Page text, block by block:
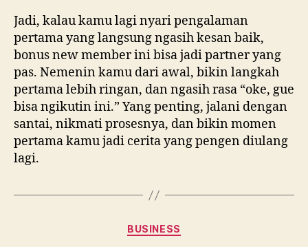
Jadi, kalau kamu lagi nyari pengalaman
pertama yang langsung ngasih kesan baik,
bonus new member ini bisa jadi partner yang
pas. Nemenin kamu dari awal, bikin langkah
pertama lebih ringan, dan ngasih rasa “oke, gue
bisa ngikutin ini.” Yang penting, jalani dengan
santai, nikmati prosesnya, dan bikin momen
pertama kamu jadi cerita yang pengen diulang
lagi.
Categories
BUSINESS